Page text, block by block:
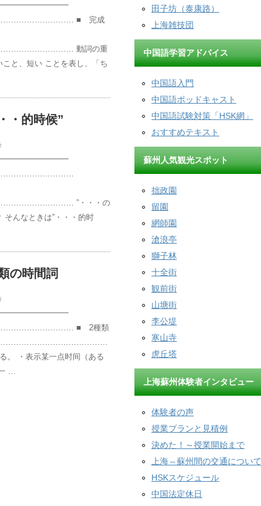
■ 完成
動詞の重
と、短い ことを表し、「ち
・的時候”
”・・・の
そんなときは”・・・的时
の時間詞
■ 2種類
。 ・表示某一点时间（ある
…
田子坊（泰康路）
上海雑技団
中国語学習アドバイス
中国語入門
中国語ポッドキャスト
中国語試験対策「HSK網」
おすすめテキスト
蘇州人気観光スポット
拙政園
留園
網師園
滄浪亭
獅子林
十全街
観前街
山塘街
李公堤
寒山寺
虎丘塔
上海蘇州体験者インタビュー
体験者の声
授業プランと見積例
決めた！～授業開始まで
上海⇔蘇州間の交通について
HSKスケジュール
中国法定休日